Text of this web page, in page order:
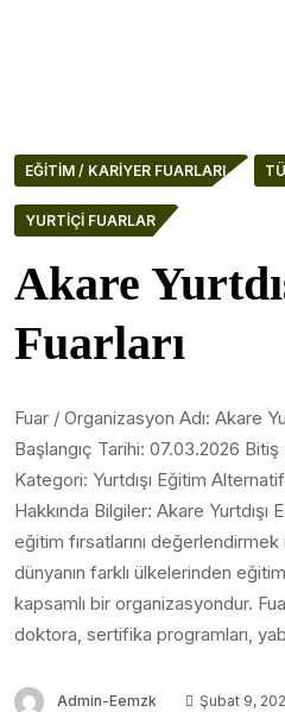
EĞITIM / KARIYER FUARLARI
YURTIÇI FUARLAR
Akare
Fuarları
Fuar / Organizasyon Adı: Akare
Başlangıç Tarihi: 07.03.2026
Kategori: Yurtdışı Eğitim
Hakkında Bilgiler: Akare Yurtdışı
eğitim fırsatlarını
dünyanın farklı ülkelerinden
kapsamlı bir organizasyondur.
doktora, sertifika programları,
Admin-Eemzk Şubat 9,